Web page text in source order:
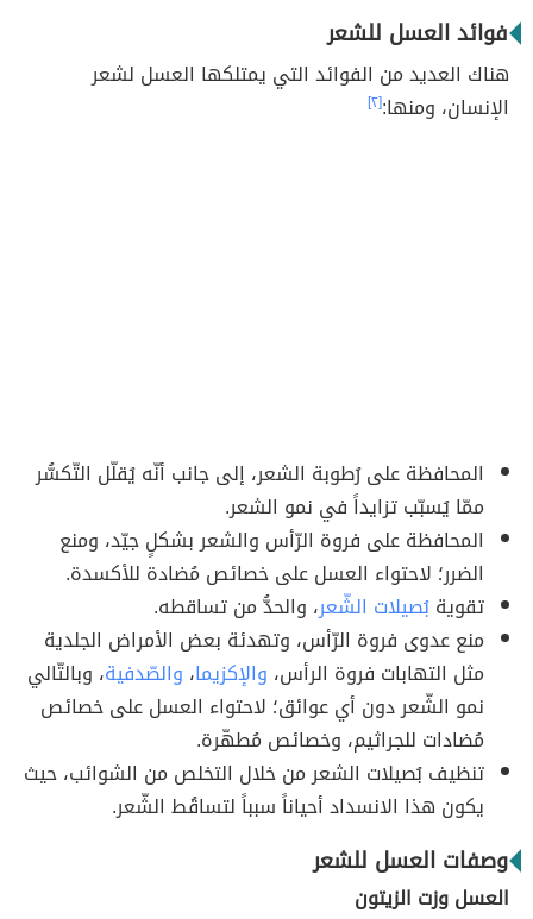
فوائد العسل للشعر
هناك العديد من الفوائد التي يمتلكها العسل لشعر
الإنسان، ومنها:[٢]
المحافظة على رُطوبة الشعر، إلى جانب أنّه يُقلّل التّكسُّر
ممّا يُسبّب تزايداً في نمو الشعر.
المحافظة على فروة الرّأس والشعر بشكلٍ جيّد، ومنع
الضرر؛ لاحتواء العسل على خصائص مُضادة للأكسدة.
تقويةبُصيلات الشّعر، والحدُّ من تساقطه.
منع عدوى فروة الرّأس، وتهدئة بعض الأمراض الجلدية
مثل التهابات فروة الرأس، والإكزيما، والصّدفية، وبالتّالي
نمو الشّعر دون أي عوائق؛ لاحتواء العسل على خصائص
مُضادات للجراثيم، وخصائص مُطهّرة.
تنظيف بُصيلات الشعر من خلال التخلص من الشوائب، حيث
يكون هذا الانسداد أحياناً سبباً لتساقُط الشّعر.
وصفات العسل للشعر
العسل وزت الزيتون